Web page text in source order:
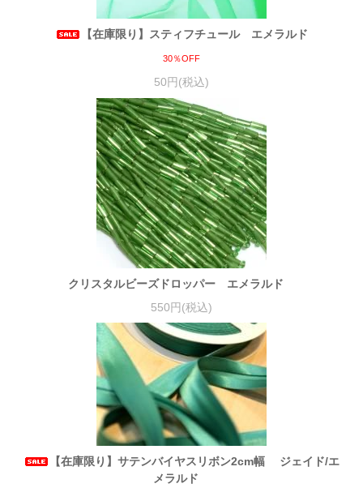
【在庫限り】スティフチュール エメラルド
30％OFF
50円(税込)
クリスタルビーズドロッパー エメラルド
550円(税込)
【在庫限り】サテンバイヤスリボン2cm幅 ジェイド/エ
メラルド